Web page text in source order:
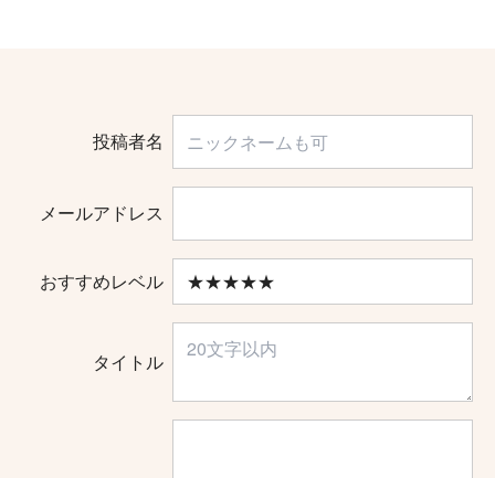
投稿者名
メールアドレス
おすすめレベル
タイトル